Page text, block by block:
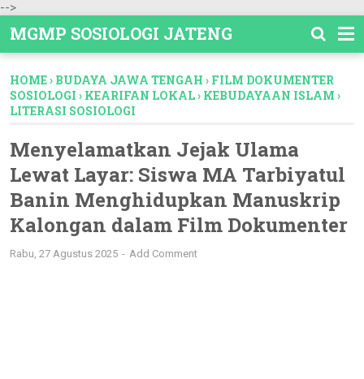
-->
MGMP SOSIOLOGI JATENG
HOME› BUDAYA JAWA TENGAH › FILM DOKUMENTER
SOSIOLOGI › KEARIFAN LOKAL› KEBUDAYAAN ISLAM ›
LITERASI SOSIOLOGI
Menyelamatkan Jejak Ulama
Lewat Layar: Siswa MA Tarbiyatul
Banin Menghidupkan Manuskrip
Kalongan dalam Film Dokumenter
Rabu, 27 Agustus 2025 Add Comment